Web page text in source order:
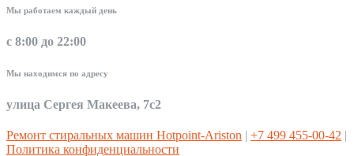
Мы работаем каждый день
с 8:00 до 22:00
Мы находимся по адресу
улица Сергея Макеева, 7с2
Ремонт стиральных машин Hotpoint-Ariston | +7 499 455-00-42 |
Политика конфиденциальности